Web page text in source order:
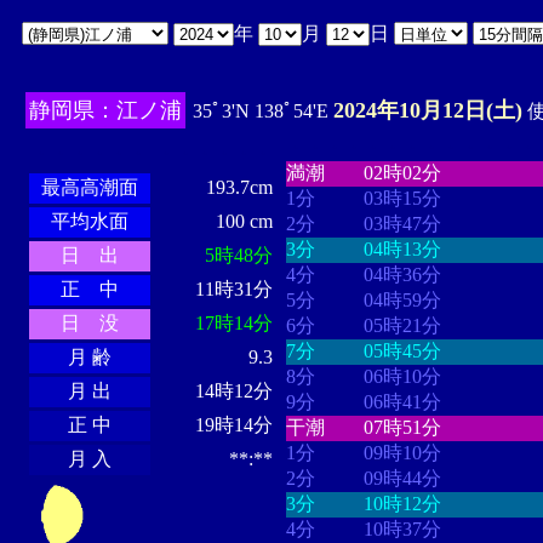
年 月 日
静岡県：江ノ浦 35ﾟ3'N 138ﾟ54'E 2024年10月12日(土)
最高高潮面
193.7cm
平均水面
100 cm
日 出
5時48分
正 中
11時31分
日 没
17時14分
月 齢
9.3
月 出
14時12分
正 中
19時14分
月 入
**:**
満潮
02時02分
1分
03時15分
2分
03時47分
3分
04時13分
4分
04時36分
5分
04時59分
6分
05時21分
7分
05時45分
8分
06時10分
9分
06時41分
干潮
07時51分
1分
09時10分
2分
09時44分
3分
10時12分
4分
10時37分